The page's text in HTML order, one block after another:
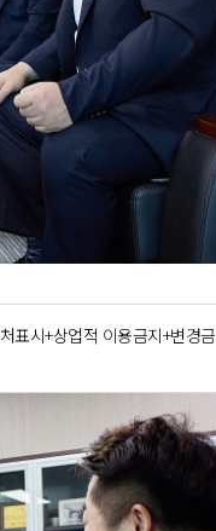
표시+상업적 이용금지+변경금